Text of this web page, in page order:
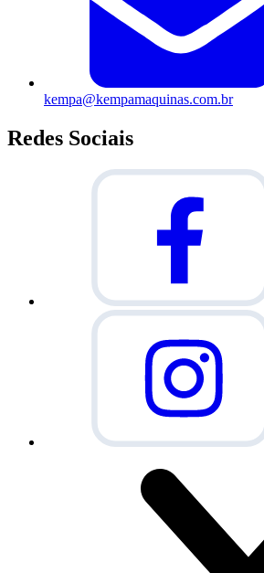
kempa@kempamaquinas.com.br
Redes Sociais